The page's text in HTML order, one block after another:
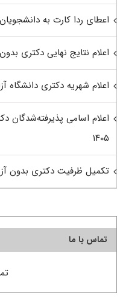
اعطای ردا کارت به دانشجویان
اعلام نتایج نهایی دکتری بدون
اعلام شهریه دکتری دانشگاه آزاد
اعلام اسامی پذیرفته‌شدگان
۱۴۰۵
تکمیل ظرفیت دکتری بدون
تماس با ما